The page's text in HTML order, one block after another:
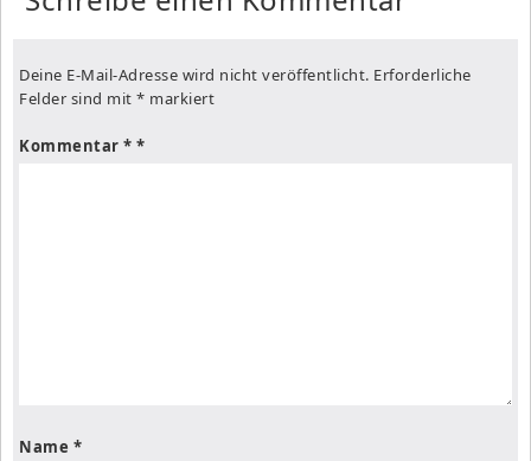
Deine E-Mail-Adresse wird nicht veröffentlicht. Erforderliche
Felder sind mit * markiert
Kommentar *
Name *